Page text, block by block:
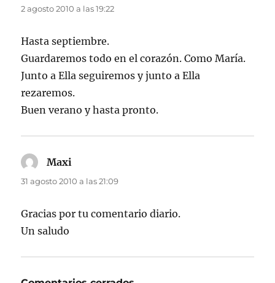
2 agosto 2010 a las 19:22
Hasta septiembre.
Guardaremos todo en el corazón. Como María.
Junto a Ella seguiremos y junto a Ella
rezaremos.
Buen verano y hasta pronto.
Maxi
31 agosto 2010 a las 21:09
Gracias por tu comentario diario.
Un saludo